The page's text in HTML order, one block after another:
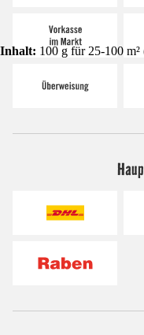
Inhalt: 100 g für 25-100